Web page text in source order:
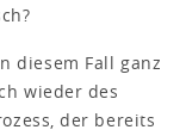
diesem Fall ganz
wieder des
der bereits